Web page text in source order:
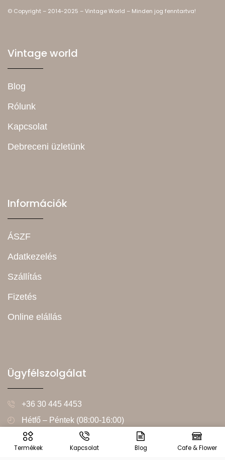
Termékek Kapcsolat Blog Cafe & Flower
© Copyright – 2014-2025 – Vintage World – Minden jog fenntartva!
Vintage world
Blog
Rólunk
Kapcsolat
Debreceni üzletünk
Információk
ÁSZF
Adatkezelés
Szállítás
Fizetés
Online elállás
Ügyfélszolgálat
+36 30 445 4453
Hétfő – Péntek (08:00-16:00)
info@vintageworld.hu